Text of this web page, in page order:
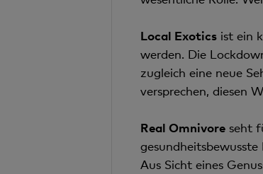
Local Exoticsist ein
werden. Die
zugleich eine neue
versprechen, diesen
Real Omnivoreseht
Aus Sicht eines